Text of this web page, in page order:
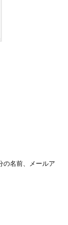
の名前、メールア